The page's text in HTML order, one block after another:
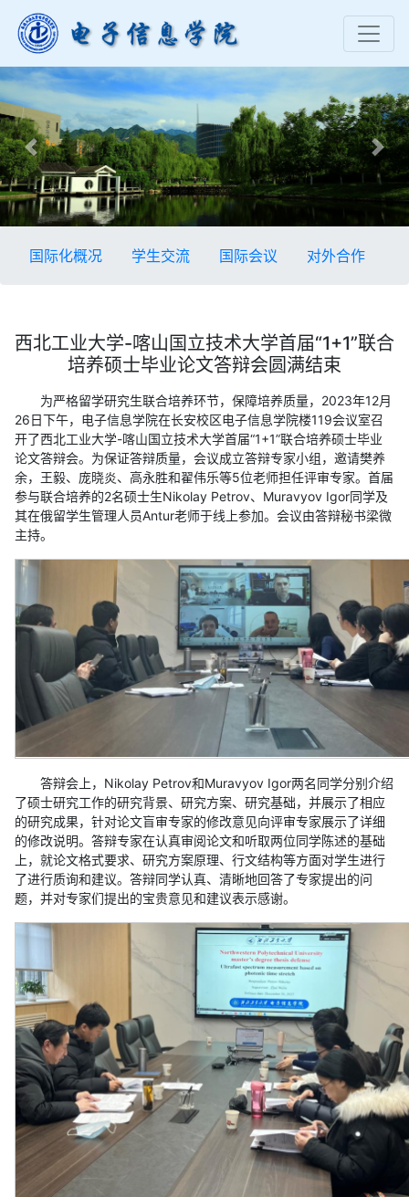
Previous Next
国际化概况 学生交流 国际会议 对外合作
西北工业大学-喀山国立技术大学首届“1+1”联合
培养硕士毕业论文答辩会圆满结束
为严格留学研究生联合培养环节，保障培养质量，2023年12月
26日下午，电子信息学院在长安校区电子信息学院楼119会议室召
开了西北工业大学-喀山国立技术大学首届“1+1”联合培养硕士毕业
论文答辩会。为保证答辩质量，会议成立答辩专家小组，邀请樊养
余，王毅、庞晓炎、高永胜和翟伟乐等5位老师担任评审专家。首届
参与联合培养的2名硕士生Nikolay Petrov、Muravyov Igor同学及
其在俄留学生管理人员Antur老师于线上参加。会议由答辩秘书梁微
主持。
答辩会上，Nikolay Petrov和Muravyov Igor两名同学分别介绍
了硕士研究工作的研究背景、研究方案、研究基础，并展示了相应
的研究成果，针对论文盲审专家的修改意见向评审专家展示了详细
的修改说明。答辩专家在认真审阅论文和听取两位同学陈述的基础
上，就论文格式要求、研究方案原理、行文结构等方面对学生进行
了进行质询和建议。答辩同学认真、清晰地回答了专家提出的问
题，并对专家们提出的宝贵意见和建议表示感谢。